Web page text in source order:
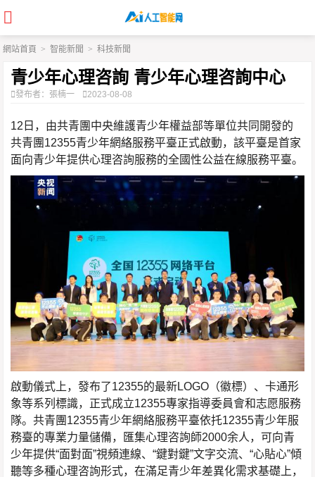
網站首頁 > 智能新聞 > 科技新聞
青少年心理咨詢 青少年心理咨詢中心
發布者：張楠一 2023-08-08
12日，由共青團中央維護青少年權益部等單位共同開發的
共青團12355青少年網絡服務平臺正式啟動，該平臺是首家
面向青少年提供心理咨詢服務的全國性公益在線服務平臺。
啟動儀式上，發布了12355的最新LOGO（徽標）、卡通形
象等系列標識，正式成立12355專家指導委員會和志愿服務
隊。共青團12355青少年網絡服務平臺依托12355青少年服
務臺的專業力量儲備，匯集心理咨詢師2000余人，可向青
少年提供“面對面”視頻連線、“鍵對鍵”文字交流、“心貼心”傾
聽等多種心理咨詢形式，在滿足青少年差異化需求基礎上，